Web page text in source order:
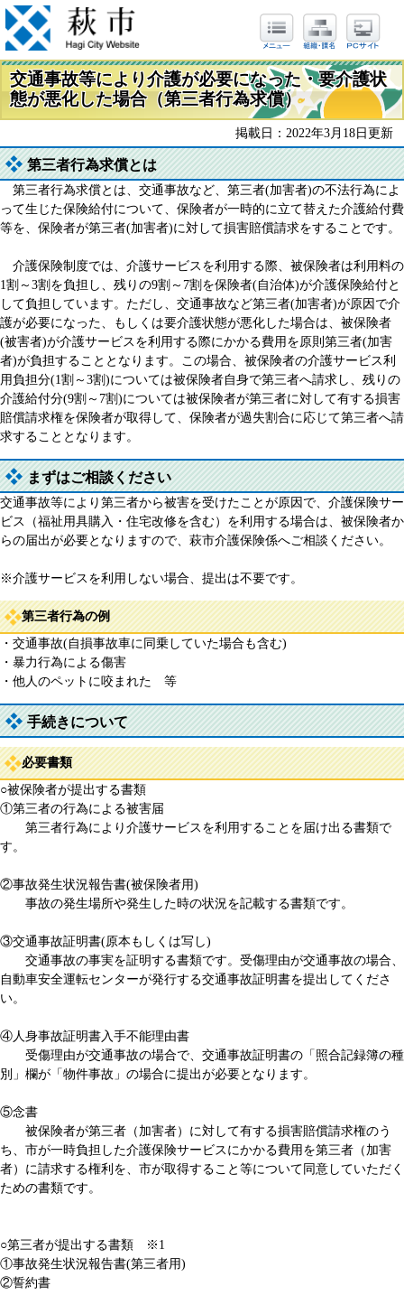
交通事故等により介護が必要になった・要介護状
態が悪化した場合（第三者行為求償）
掲載日：2022年3月18日更新
第三者行為求償とは
第三者行為求償とは、交通事故など、第三者(加害者)の不法行為によ
って生じた保険給付について、保険者が一時的に立て替えた介護給付費
等を、保険者が第三者(加害者)に対して損害賠償請求をすることです。
介護保険制度では、介護サービスを利用する際、被保険者は利用料の
1割～3割を負担し、残りの9割～7割を保険者(自治体)が介護保険給付と
して負担しています。ただし、交通事故など第三者(加害者)が原因で介
護が必要になった、もしくは要介護状態が悪化した場合は、被保険者
(被害者)が介護サービスを利用する際にかかる費用を原則第三者(加害
者)が負担することとなります。この場合、被保険者の介護サービス利
用負担分(1割～3割)については被保険者自身で第三者へ請求し、残りの
介護給付分(9割～7割)については被保険者が第三者に対して有する損害
賠償請求権を保険者が取得して、保険者が過失割合に応じて第三者へ請
求することとなります。
まずはご相談ください
交通事故等により第三者から被害を受けたことが原因で、介護保険サー
ビス（福祉用具購入・住宅改修を含む）を利用する場合は、被保険者か
らの届出が必要となりますので、萩市介護保険係へご相談ください。
※介護サービスを利用しない場合、提出は不要です。
第三者行為の例
・交通事故(自損事故車に同乗していた場合も含む)
・暴力行為による傷害
・他人のペットに咬まれた 等
手続きについて
必要書類
○被保険者が提出する書類
①第三者の行為による被害届
第三者行為により介護サービスを利用することを届け出る書類で
す。
②事故発生状況報告書(被保険者用)
事故の発生場所や発生した時の状況を記載する書類です。
③交通事故証明書(原本もしくは写し)
交通事故の事実を証明する書類です。受傷理由が交通事故の場合、
自動車安全運転センターが発行する交通事故証明書を提出してくださ
い。
④人身事故証明書入手不能理由書
受傷理由が交通事故の場合で、交通事故証明書の「照合記録簿の種
別」欄が「物件事故」の場合に提出が必要となります。
⑤念書
被保険者が第三者（加害者）に対して有する損害賠償請求権のう
ち、市が一時負担した介護保険サービスにかかる費用を第三者（加害
者）に請求する権利を、市が取得すること等について同意していただく
ための書類です。
○第三者が提出する書類 ※1
①事故発生状況報告書(第三者用)
②誓約書